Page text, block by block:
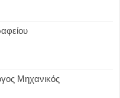
Μηχανικός